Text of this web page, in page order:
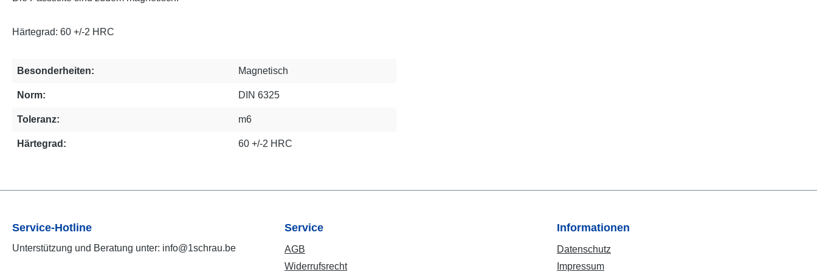
Härtegrad: 60 +/-2 HRC
Besonderheiten: Magnetisch
Norm: DIN 6325
Toleranz: m6
Härtegrad: 60 +/-2 HRC
Service-Hotline
Unterstützung und Beratung unter: info@1schrau.be
Service
AGB
Widerrufsrecht
Informationen
Datenschutz
Impressum